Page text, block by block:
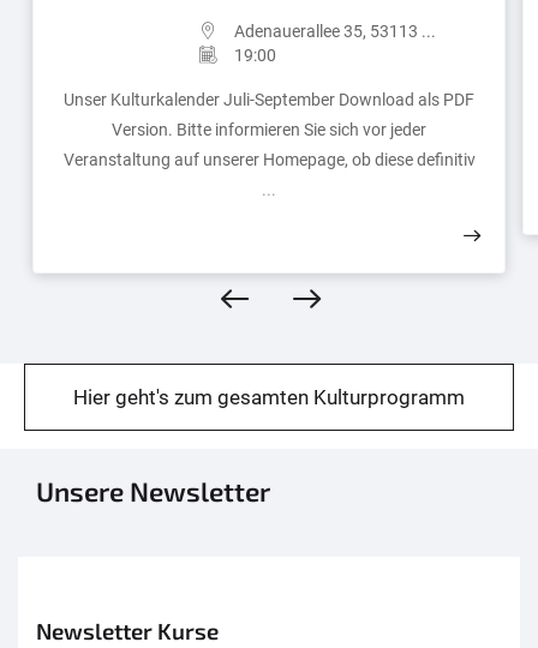
Adenauerallee 35, 53113 ...
19:00
Unser Kulturkalender Juli-September Download als PDF
Version. Bitte informieren Sie sich vor jeder
Veranstaltung auf unserer Homepage, ob diese definitiv
...
Hier geht's zum gesamten Kulturprogramm
Unsere Newsletter
Newsletter Kurse